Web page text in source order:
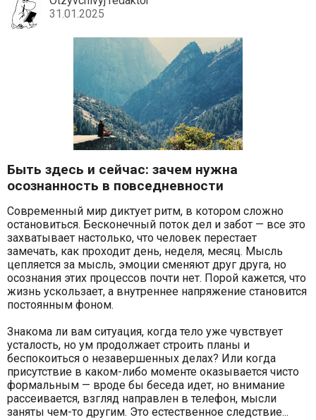
31.01.2025
Быть здесь и сейчас: зачем нужна
осознанность в повседневности
Современный мир диктует ритм, в котором сложно
остановиться. Бесконечный поток дел и забот — все это
захватывает настолько, что человек перестает
замечать, как проходит день, неделя, месяц. Мысль
цепляется за мысль, эмоции сменяют друг друга, но
осознания этих процессов почти нет. Порой кажется, что
жизнь ускользает, а внутреннее напряжение становится
постоянным фоном.
Знакома ли вам ситуация, когда тело уже чувствует
усталость, но ум продолжает строить планы и
беспокоиться о незавершенных делах? Или когда
присутствие в каком-либо моменте оказывается чисто
формальным — вроде бы беседа идет, но внимание
рассеивается, взгляд направлен в телефон, мысли
заняты чем-то другим. Это естественное следствие...